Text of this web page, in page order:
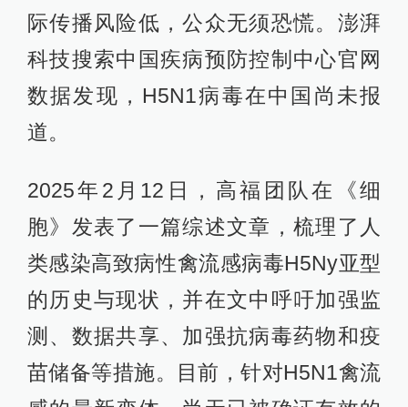
际传播风险低，公众无须恐慌。澎湃
科技搜索中国疾病预防控制中心官网
数据发现，H5N1病毒在中国尚未报
道。
2025年2月12日，高福团队在《细
胞》发表了一篇综述文章，梳理了人
类感染高致病性禽流感病毒H5Ny亚型
的历史与现状，并在文中呼吁加强监
测、数据共享、加强抗病毒药物和疫
苗储备等措施。目前，针对H5N1禽流